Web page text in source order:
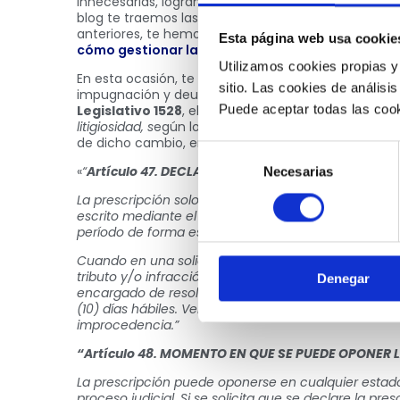
Esta página web usa
Utilizamos cookies propias
sitio. Las cookies de
Puede aceptar todas las
Selección
de
consentimiento
Necesarias
Denegar
blog te traemos las novedades más resonantes en
anteriores, te hemos mencionado temas
cómo gestionar la devolución en SUNAT
En esta ocasión, te traemos los cambios realizados
impugnación y deudas tributarias. Esta
Legislativo 1528, el cual tiene como fin optimizar
litigiosidad, según lo estipulado por el Gobierno.
de dicho cambio, emitido el 2 de marzo del 2022:
«“Artículo 47. DECLARACIÓN DE LA PRESCRIPCIÓN
La prescripción solo puede ser declarada a pedido
escrito mediante el cual se solicita la prescripción
período de forma específica.
Cuando en una solicitud no contenciosa el deudor
tributo y/o infracción y período materia de su
encargado de resolver requiere la subsanación de
(10) días hábiles. Vencido dicho plazo sin la
improcedencia.”
“Artículo 48. MOMENTO EN QUE SE PUEDE OPONER
La prescripción puede oponerse en cualquier